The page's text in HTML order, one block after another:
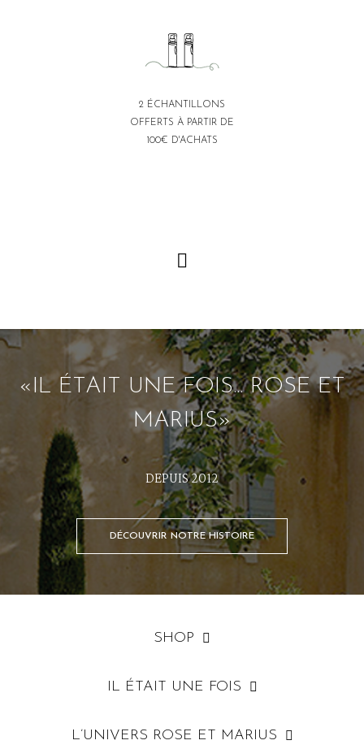
2 ÉCHANTILLONS
OFFERTS À PARTIR DE
100€ D'ACHATS
«IL ÉTAIT UNE FOIS... ROSE ET
MARIUS»
DEPUIS 2012
DÉCOUVRIR NOTRE HISTOIRE
SHOP
IL ÉTAIT UNE FOIS
L’UNIVERS ROSE ET MARIUS